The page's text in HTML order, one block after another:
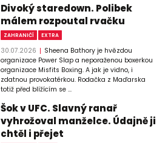
Divoký staredown. Polibek
málem rozpoutal rvačku
ZAHRANIČÍ EXTRA
30.07.2026
Sheena Bathory je hvězdou
organizace Power Slap a neporaženou boxerkou
organizace Misfits Boxing. A jak je vidno, i
zdatnou provokatérkou. Rodačka z Maďarska
totiž před blížícím se ...
Šok v UFC. Slavný ranař
vyhrožoval manželce. Údajně ji
chtěl i přejet